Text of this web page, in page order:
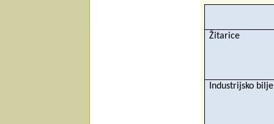
Žitarice
Industrijsko bilje